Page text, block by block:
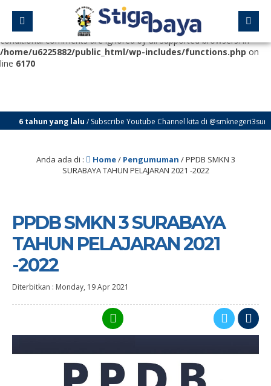
Deprecated
: Function WP_Dependencies->add_data() was called
with an argument that is
deprecated
since version 6.9.0! IE
conditional comments are ignored by all supported browsers. in
/home/u6225882/public_html/wp-includes/functions.php on
line 6170
yang lalu/ Subscribe Youtube Channel kita di
3 Surabaya
Anda ada di : Home/ Pengumuman /PPDB SMKN 3
SURABAYA TAHUN PELAJARAN 2021 -2022
PPDB SMKN 3 SURABAYA
TAHUN PELAJARAN 2021
-2022
Diterbitkan : Monday, 19 Apr 2021